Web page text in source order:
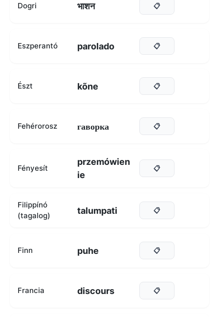
Dogri भाशन 📋
Eszperantó parolado 📋
Észt kõne 📋
Fehérorosz гаворка 📋
Fényesít
przemówien
ie
📋
Filippínó
(tagalog)
talumpati 📋
Finn puhe 📋
Francia discours 📋